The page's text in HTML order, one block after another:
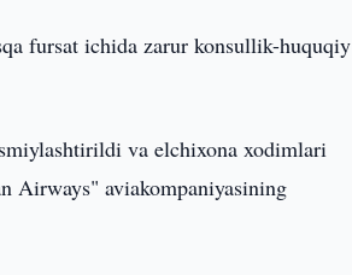
fursat ichida zarur konsullik-huquqiy
va elchixona xodimlari
Airways" aviakompaniyasining